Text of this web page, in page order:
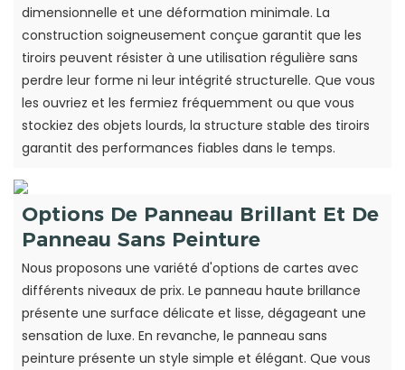
dimensionnelle et une déformation minimale. La
construction soigneusement conçue garantit que les
tiroirs peuvent résister à une utilisation régulière sans
perdre leur forme ni leur intégrité structurelle. Que vous
les ouvriez et les fermiez fréquemment ou que vous
stockiez des objets lourds, la structure stable des tiroirs
garantit des performances fiables dans le temps.
Options De Panneau Brillant Et De
Panneau Sans Peinture
Nous proposons une variété d'options de cartes avec
différents niveaux de prix. Le panneau haute brillance
présente une surface délicate et lisse, dégageant une
sensation de luxe. En revanche, le panneau sans
peinture présente un style simple et élégant. Que vous